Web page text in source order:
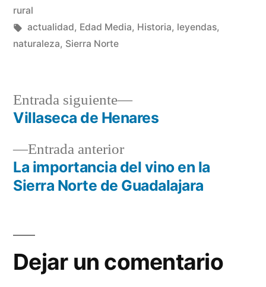
en
rural
Etiquetas:
actualidad, Edad Media, Historia, leyendas,
naturaleza, Sierra Norte
Navegación
de
entradas
Entrada anteriorEntrada
anterior:
La importancia del vino en la
Sierra Norte de Guadalajara
Entrada siguiente
Entrada
siguiente:
Villaseca de Henares
Dejar un comentario